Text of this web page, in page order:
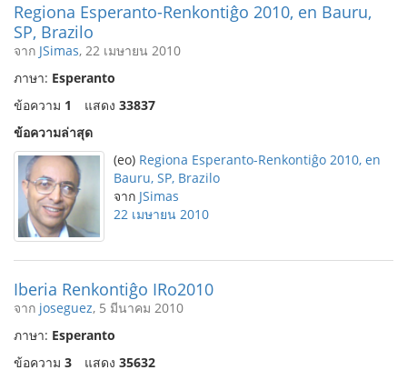
Regiona Esperanto-Renkontiĝo 2010, en Bauru,
SP, Brazilo
จาก JSimas, 22 เมษายน 2010
ภาษา: Esperanto
ข้อความ 1 แสดง 33837
ข้อความล่าสุด
(eo) Regiona Esperanto-Renkontiĝo 2010, en
Bauru, SP, Brazilo
จาก JSimas
22 เมษายน 2010
Iberia Renkontiĝo IRo2010
จาก joseguez, 5 มีนาคม 2010
ภาษา: Esperanto
ข้อความ 3 แสดง 35632